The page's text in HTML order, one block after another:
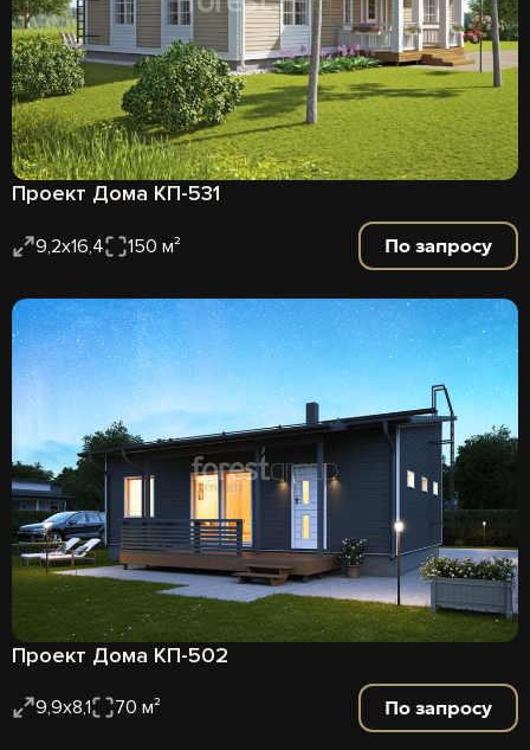
Проект Дома КП-531
9,2х16,4 150 м² По запросу
Проект Дома КП-502
9,9х8,1 70 м² По запросу